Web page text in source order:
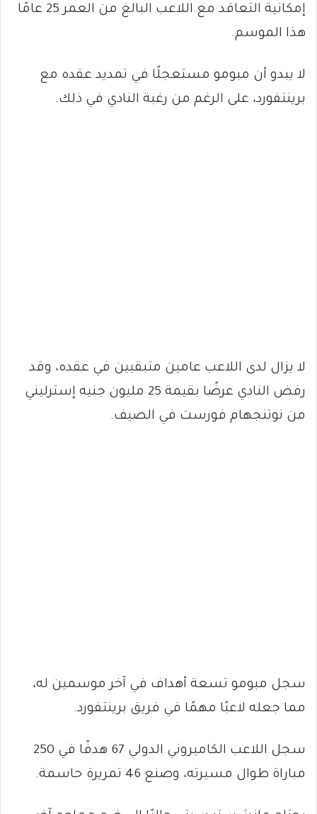
إمكانية التعاقد مع اللاعب البالغ من العمر 25 عامًا
هذا الموسم.
لا يبدو أن مبومو مستعجلًا في تمديد عقده مع
برينتفورد، على الرغم من رغبة النادي في ذلك.
لا يزال لدى اللاعب عامين متبقيين في عقده، وقد
رفض النادي عرضًا بقيمة 25 مليون جنيه إسترليني
من نوتنجهام فورست في الصيف.
سجل مبومو تسعة أهداف في آخر موسمين له،
مما جعله لاعبًا مهمًا في فريق برينتفورد.
سجل اللاعب الكاميروني الدولي 67 هدفًا في 250
مباراة طوال مسيرته، وصنع 46 تمريرة حاسمة.